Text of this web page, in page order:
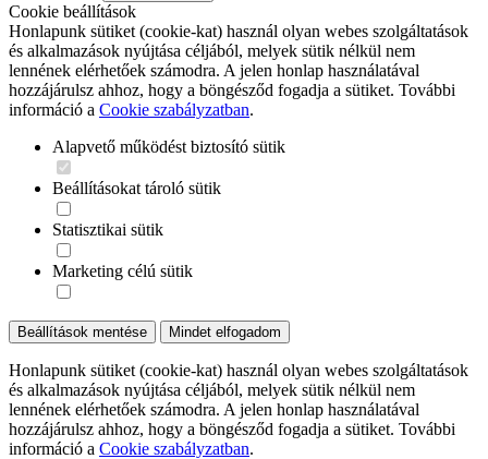
Cookie beállítások
Honlapunk sütiket (cookie-kat) használ olyan webes szolgáltatások
és alkalmazások nyújtása céljából, melyek sütik nélkül nem
lennének elérhetőek számodra. A jelen honlap használatával
hozzájárulsz ahhoz, hogy a böngésződ fogadja a sütiket. További
információ a Cookie szabályzatban.
Alapvető működést biztosító sütik
Beállításokat tároló sütik
Statisztikai sütik
Marketing célú sütik
Beállítások mentése Mindet elfogadom
Honlapunk sütiket (cookie-kat) használ olyan webes szolgáltatások
és alkalmazások nyújtása céljából, melyek sütik nélkül nem
lennének elérhetőek számodra. A jelen honlap használatával
hozzájárulsz ahhoz, hogy a böngésződ fogadja a sütiket. További
információ a Cookie szabályzatban.